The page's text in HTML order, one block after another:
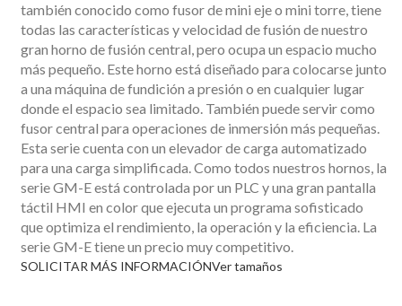
también conocido como fusor de mini eje o mini torre, tiene
todas las características y velocidad de fusión de nuestro
gran horno de fusión central, pero ocupa un espacio mucho
más pequeño. Este horno está diseñado para colocarse junto
a una máquina de fundición a presión o en cualquier lugar
donde el espacio sea limitado. También puede servir como
fusor central para operaciones de inmersión más pequeñas.
Esta serie cuenta con un elevador de carga automatizado
para una carga simplificada. Como todos nuestros hornos, la
serie GM-E está controlada por un PLC y una gran pantalla
táctil HMI en color que ejecuta un programa sofisticado
que optimiza el rendimiento, la operación y la eficiencia. La
serie GM-E tiene un precio muy competitivo.
SOLICITAR MÁS INFORMACIÓNVer tamaños